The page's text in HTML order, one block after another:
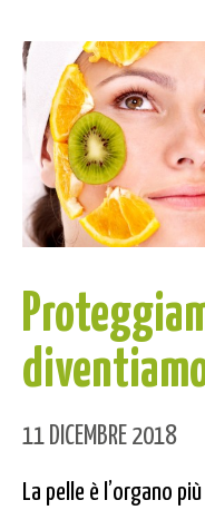
11 DICEMBRE 2018
La pelle è l’organo